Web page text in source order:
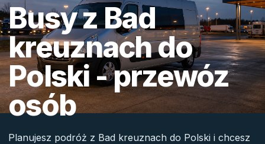
Busy z Bad
kreuznach do
Polski - przewóz
osób
Planujesz podróż z Bad kreuznach do Polski i chcesz